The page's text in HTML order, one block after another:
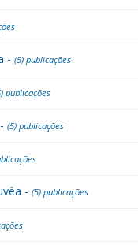
- (5) publicações
publicações
(5) publicações
- (5) publicações